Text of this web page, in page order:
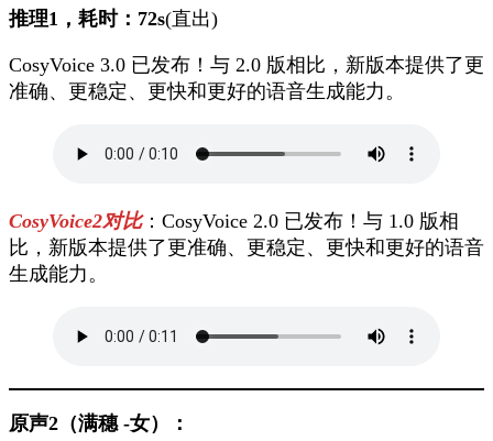
推理1，耗时：72s(直出)
CosyVoice 3.0 已发布！与 2.0 版相比，新版本提供了更
准确、更稳定、更快和更好的语音生成能力。
CosyVoice2对比：CosyVoice 2.0 已发布！与 1.0 版相
比，新版本提供了更准确、更稳定、更快和更好的语音
生成能力。
原声2 （满穗 -女） ：